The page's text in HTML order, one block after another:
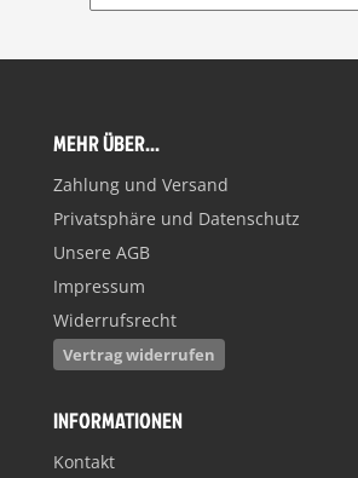
MEHR ÜBER...
Zahlung und Versand
Privatsphäre und Datenschutz
Unsere AGB
Impressum
Widerrufsrecht
Vertrag widerrufen
INFORMATIONEN
Kontakt